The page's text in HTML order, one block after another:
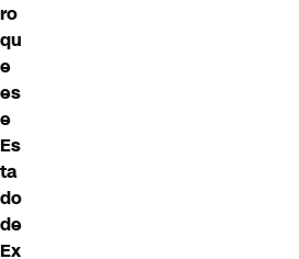
ro
qu
e
es
e
Es
ta
do
de
Ex